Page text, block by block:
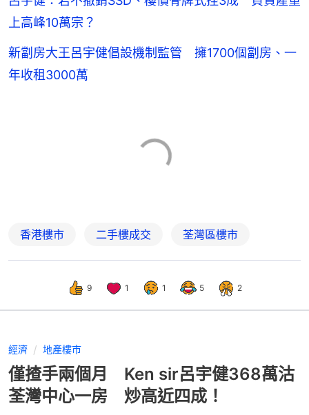
上高峰10萬宗？
新劏房大王呂宇健倡設機制監管 擁1700個劏房、一
年收租3000萬
香港樓市 二手樓成交 荃灣區樓市
9 1 1 5 2
經濟 地產樓市
僅揸手兩個月 Ken sir呂宇健368萬沽
荃灣中心一房 炒高近四成！